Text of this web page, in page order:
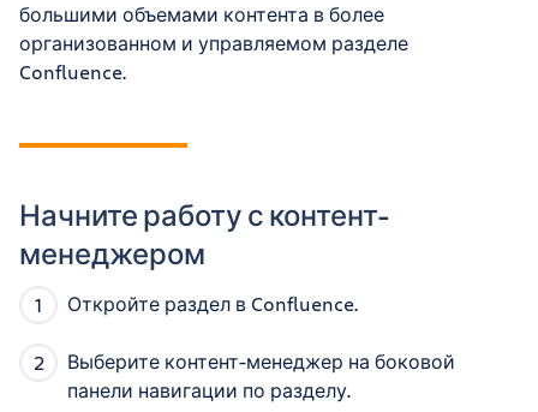
большими объемами контента в более
организованном и управляемом разделе
Confluence.
Начните работу с контент-
менеджером
Откройте раздел в Confluence.
Выберите контент-менеджер на боковой
панели навигации по разделу.